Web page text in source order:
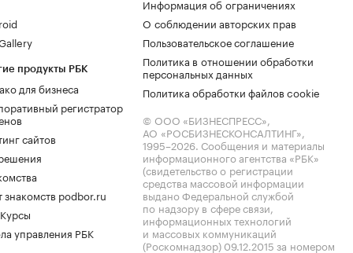
продукты РБК
для бизнеса
регистратор
сайтов
знакомств podbor.ru
управления РБК
Информация об ограничениях
О соблюдении авторских прав
Пользовательское соглашение
Политика в отношении обработки
персональных данных
Политика обработки файлов cookie
© ООО «БИЗНЕСПРЕСС»,
АО «РОСБИЗНЕСКОНСАЛТИНГ»,
1995–2026. Сообщения и материалы
информационного агентства «РБК»
(свидетельство о регистрации
средства массовой информации
выдано Федеральной службой
по надзору в сфере связи,
информационных технологий
и массовых коммуникаций
(Роскомнадзор) 09.12.2015 за номером